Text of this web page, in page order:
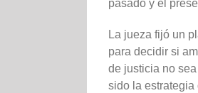
pasado y el
La jueza fijó un
para decidir si
de justicia no
sido la estrategia